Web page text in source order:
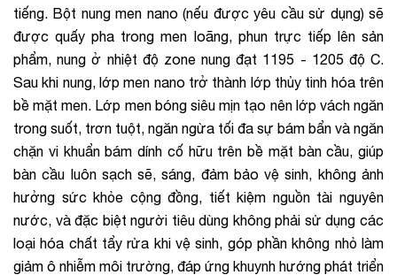
tiếng. Bột nung men nano (nếu được yêu cầu sử dụng) sẽ
được quấy pha trong men loãng, phun trực tiếp lên sản
phẩm, nung ở nhiệt độ zone nung đạt 1195 - 1205 độ C.
Sau khi nung, lớp men nano trở thành lớp thủy tinh hóa trên
bề mặt men. Lớp men bóng siêu mịn tạo nên lớp vách ngăn
trong suốt, trơn tuột, ngăn ngừa tối đa sự bám bẩn và ngăn
chặn vi khuẩn bám dính cố hữu trên bề mặt bàn cầu, giúp
bàn cầu luôn sạch sẽ, sáng, đảm bảo vệ sinh, không ảnh
hưởng sức khỏe cộng đồng, tiết kiệm nguồn tài nguyên
nước, và đặc biệt người tiêu dùng không phải sử dụng các
loại hóa chất tẩy rửa khi vệ sinh, góp phần không nhỏ làm
giảm ô nhiễm môi trường, đáp ứng khuynh hướng phát triển